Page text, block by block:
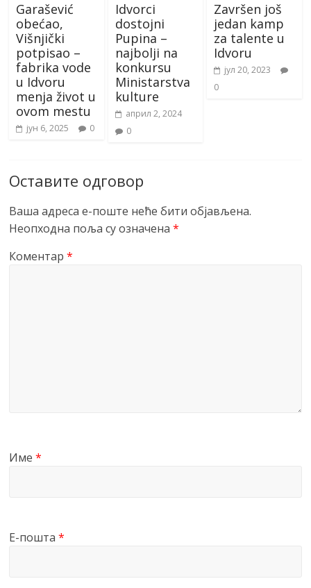
Garašević
obećao,
Višnjički
potpisao –
fabrika vode
u Idvoru
menja život u
ovom mestu
јун 6, 2025 0
Idvorci
dostojni
Pupina –
najbolji na
konkursu
Ministarstva
kulture
април 2, 2024
0
Završen još
jedan kamp
za talente u
Idvoru
јул 20, 2023
0
Оставите одговор
Ваша адреса е-поште неће бити објављена.
Неопходна поља су означена*
Коментар*
Име*
Е-пошта*